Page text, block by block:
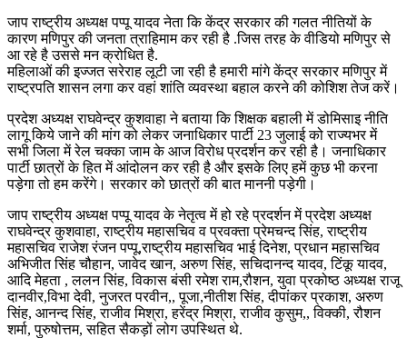
जाप राष्ट्रीय अध्यक्ष पप्पू यादव नेता कि केंद्र सरकार की गलत नीतियों के
कारण मणिपुर की जनता त्राहिमाम कर रही है .जिस तरह के वीडियो मणिपुर से
आ रहे है उससे मन क्रोधित है.
महिलाओं की इज्जत सरेराह लूटी जा रही है हमारी मांगे केंद्र सरकार मणिपुर में
राष्ट्रपति शासन लगा कर वहां शांति व्यवस्था बहाल करने की कोशिश तेज करें।
प्रदेश अध्यक्ष राघवेन्द्र कुशवाहा ने बताया कि शिक्षक बहाली में डोमिसाइ नीति
लागू किये जाने की मांग को लेकर जनाधिकार पार्टी 23 जुलाई को राज्यभर में
सभी जिला में रेल चक्का जाम के आज विरोध प्रदर्शन कर रही है। जनाधिकार
पार्टी छात्रों के हित में आंदोलन कर रही है और इसके लिए हमें कुछ भी करना
पड़ेगा तो हम करेंगे। सरकार को छात्रों की बात माननी पड़ेगी।
जाप राष्ट्रीय अध्यक्ष पप्पू यादव के नेतृत्व में हो रहे प्रदर्शन में प्रदेश अध्यक्ष
राघवेन्द्र कुशवाहा, राष्ट्रीय महासचिव व प्रवक्ता प्रेमचन्द सिंह, राष्ट्रीय
महासचिव राजेश रंजन पप्पू,राष्ट्रीय महासचिव भाई दिनेश, प्रधान महासचिव
अभिजीत सिंह चौहान, जावेद खान, अरुण सिंह, सचिदानन्द यादव, टिंकू यादव,
आदि मेहता , ललन सिंह, विकास बंसी रमेश राम,रौशन, युवा प्रकोष्ठ अध्यक्ष राजू
दानवीर,विभा देवी, नुजरत परवीन,, पूजा,नीतीश सिंह, दीपांकर प्रकाश, अरुण
सिंह, आनन्द सिंह, राजीव मिश्रा, हरेंद्र मिश्रा, राजीव कुसुम,, विक्की, रौशन
शर्मा, पुरुषोत्तम, सहित सैकड़ों लोग उपस्थित थे.